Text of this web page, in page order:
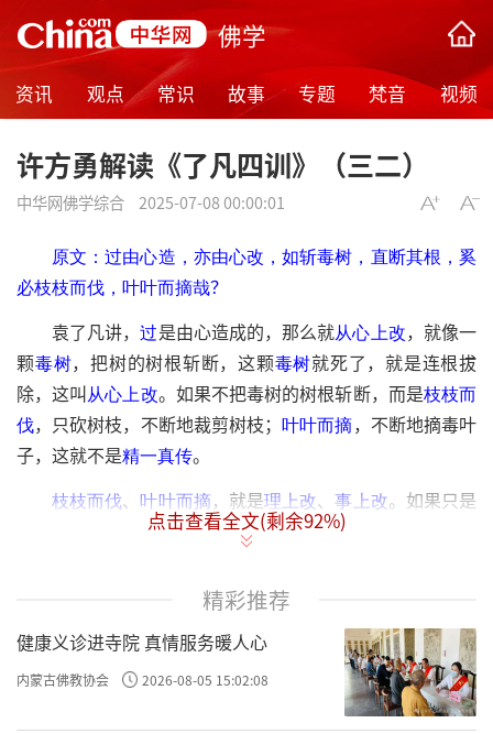
佛学
资讯 观点 常识 故事 专题 梵音 视频
许方勇解读《了凡四训》（三二）
中华网佛学综合 2025-07-08 00:00:01
原文：过由心造，亦由心改，如斩毒树，直断其根，奚
必枝枝而伐，叶叶而摘哉？
袁了凡讲，过是由心造成的，那么就从心上改，就像一
颗毒树，把树的树根斩断，这颗毒树就死了，就是连根拔
除，这叫从心上改。如果不把毒树的树根斩断，而是枝枝而
伐，只砍树枝，不断地裁剪树枝；叶叶而摘，不断地摘毒叶
子，这就不是精一真传。
枝枝而伐、叶叶而摘 ，就是理上改、事上改。如果只是
讲道理，就像在砍树枝，好像有用、因为毒树不那么枝繁叶
长出来了，过不了多久就又长成参天大树了，就得不断地去
呢？就是
，不杀生、不偷盗、不骂
人……等等，好像一片一片叶子去摘，摘得完吗？永远摘不
完。
从心上改，就是“格物
点击查看全文(剩余92%)
精彩推荐
健康义诊进寺院 真情服务暖人心
内蒙古佛教协会 2026-08-05 15:02:08